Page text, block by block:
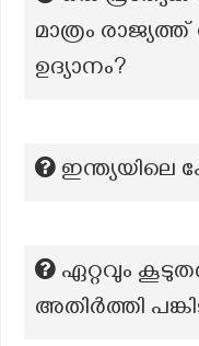
മാത്രം
ഉദ്യാനം?
ഇന്ത്യയിലെ
ഏറ്റവും
അതിർത്തി